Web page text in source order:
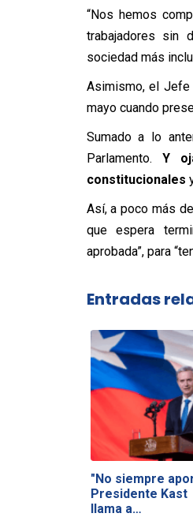
“Nos hemos
trabajadores sin
sociedad más
Asimismo, el Jefe
mayo cuando
Sumado a lo
Parlamento. Y
constitucionales
Así, a poco más
que espera
aprobada”, para
Entradas
"No siempre
Presidente Kast
llama a…